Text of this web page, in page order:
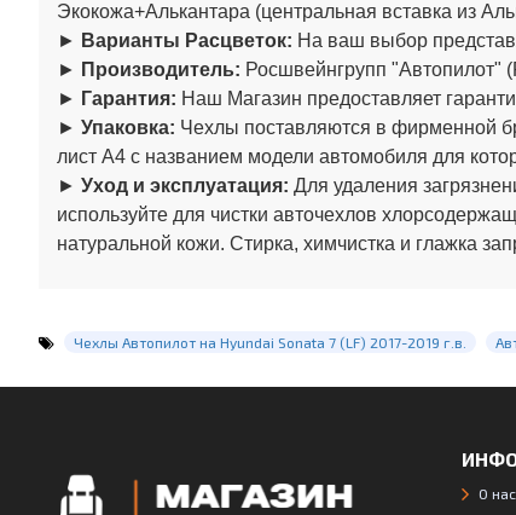
Экокожа+Алькантара (центральная вставка из
► Варианты Расцветок: На ваш выбор
► Производитель: Росшвейнгрупп "Автопилот"
► Гарантия: Наш Магазин предоставляет
► Упаковка: Чехлы поставляются в фирменной
лист А4 с названием модели автомобиля для
► Уход и эксплуатация: Для удаления
используйте для чистки авточехлов
натуральной кожи. Стирка, химчистка и глажка
Чехлы Автопилот на Hyundai Sonata 7 (LF) 2017-2019 г.в.
О нас